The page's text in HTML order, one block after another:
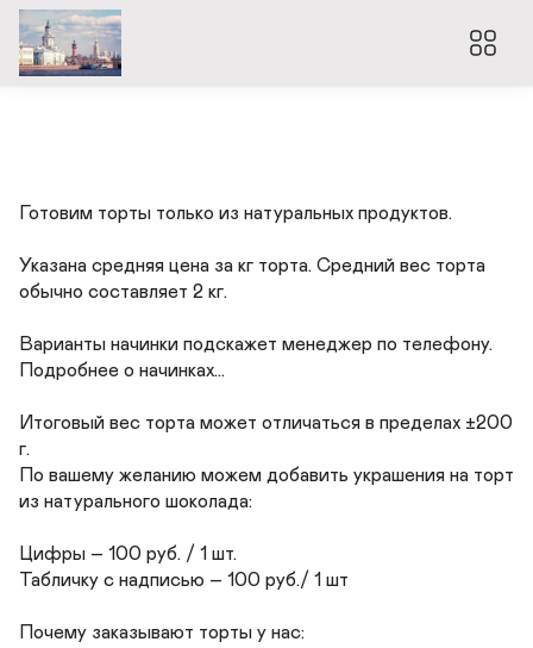
Готовим торты только из натуральных продуктов.
Указана средняя цена за кг торта. Средний вес торта
обычно составляет 2 кг.
Варианты начинки подскажет менеджер по телефону.
Подробнее о начинках...
Итоговый вес торта может отличаться в пределах ±200
г.
По вашему желанию можем добавить украшения на торт
из натурального шоколада:
Цифры – 100 руб. / 1 шт.
Табличку с надписью – 100 руб./ 1 шт
Почему заказывают торты у нас: